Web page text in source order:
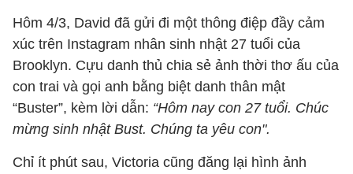
Hôm 4/3, David đã gửi đi một thông điệp đầy cảm
xúc trên Instagram nhân sinh nhật 27 tuổi của
Brooklyn. Cựu danh thủ chia sẻ ảnh thời thơ ấu của
con trai và gọi anh bằng biệt danh thân mật
“Buster”, kèm lời dẫn: “Hôm nay con 27 tuổi. Chúc
mừng sinh nhật Bust. Chúng ta yêu con".
Chỉ ít phút sau, Victoria cũng đăng lại hình ảnh